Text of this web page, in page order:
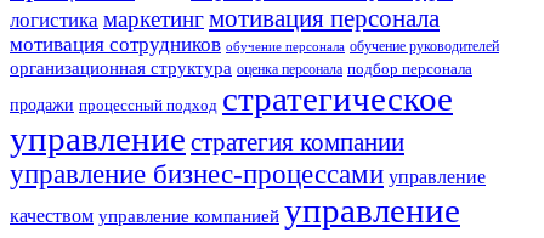
логистика маркетингмотивация персонала
мотивация сотрудников обучение персонала обучение руководителей
организационная структура оценка персонала подбор персонала
продажи процессный подход стратегическое
управление стратегия компании
управление бизнес-процессами управление
качеством управление компанией управление